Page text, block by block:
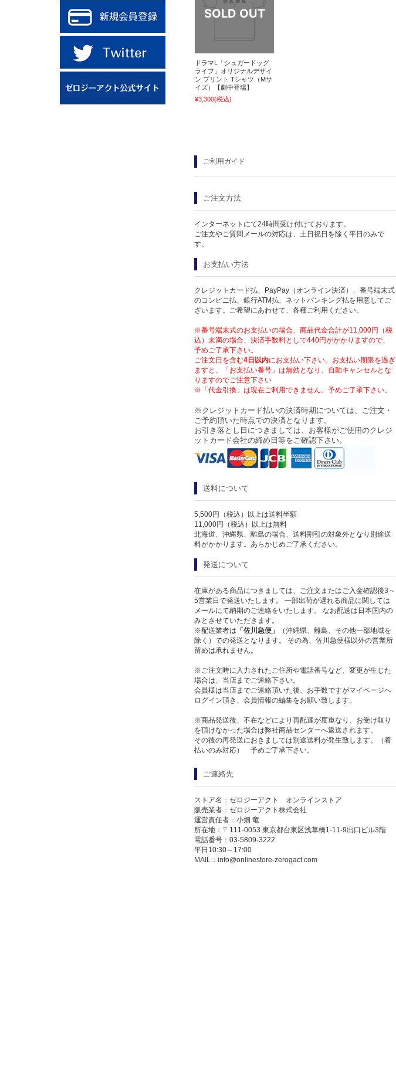
ドラマL「シュガードッグ
ライフ」オリジナルデザイ
ン プリント Tシャツ（Mサ
イズ）【劇中登場】
¥3,300(税込)
ご利用ガイド
ご注文方法
インターネットにて24時間受け付けております。
ご注文やご質問メールの対応は、土日祝日を除く平日のみで
す。
お支払い方法
クレジットカード払、PayPay（オンライン決済）、番号端末式
のコンビニ払、銀行ATM払、ネットバンキング払を用意してご
ざいます。ご希望にあわせて、各種ご利用ください。
※番号端末式のお支払いの場合、商品代金合計が11,000円（税
込）未満の場合、決済手数料として440円がかかりますので、
予めご了承下さい。
ご注文日を含む4日以内にお支払い下さい。お支払い期限を過ぎ
ますと、「お支払い番号」は無効となり、自動キャンセルとな
りますのでご注意下さい
※「代金引換」は現在ご利用できません。予めご了承下さい。
※クレジットカード払いの決済時期については、ご注文・
ご予約頂いた時点での決済となります。
お引き落とし日につきましては、お客様がご使用のクレジ
ットカード会社の締め日等をご確認下さい。
送料について
5,500円（税込）以上は送料半額
11,000円（税込）以上は無料
北海道、沖縄県、離島の場合、送料割引の対象外となり別途送
料がかかります。あらかじめご了承ください。
発送について
在庫がある商品につきましては、ご注文またはご入金確認後3～
5営業日で発送いたします。 一部出荷が遅れる商品に関しては
メールにて納期のご連絡をいたします。 なお配送は日本国内の
みとさせていただきます。
※配送業者は 「佐川急便」
（沖縄県、離島、その他一部地域を
除く）での発送となります。 その為、佐川急便様以外の営業所
留めは承れません。
※ご注文時に入力されたご住所や電話番号など、変更が生じた
場合は、当店までご連絡下さい。
会員様は当店までご連絡頂いた後、お手数ですがマイページへ
ログイン頂き、会員情報の編集をお願い致します。
※商品発送後、不在などにより再配達が度重なり、お受け取り
を頂けなかった場合は弊社商品センターへ返送されます。
その後の再発送におきましては別途送料が発生致します。（着
払いのみ対応） 予めご了承下さい。
ご連絡先
ストア名：ゼロジーアクト オンラインストア
販売業者：ゼロジーアクト株式会社
運営責任者：小畑 竜
所在地：〒111-0053 東京都台東区浅草橋1-11-9出口ビル3階
電話番号：03-5809-3222
平日10:30～17:00
MAIL： info@onlinestore-zerogact.com